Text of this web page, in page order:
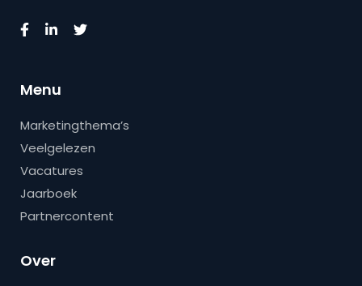
Menu
Marketingthema’s
Veelgelezen
Vacatures
Jaarboek
Partnercontent
Over